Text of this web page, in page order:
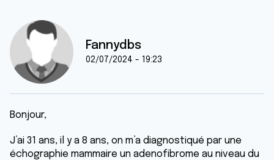
Fannydbs
02/07/2024 - 19:23
Bonjour,
J’ai 31 ans, il y a 8 ans, on m’a diagnostiqué par une
échographie mammaire un adenofibrome au niveau du